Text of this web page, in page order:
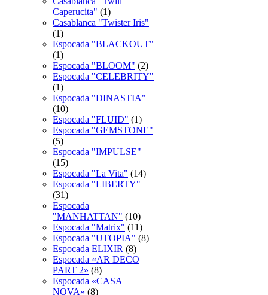
Caperucita" (1)
Casablanca "Twister Iris"
(1)
Espocada "BLACKOUT"
(1)
Espocada "BLOOM" (2)
Espocada "CELEBRITY"
(1)
Espocada "DINASTIA"
(10)
Espocada "FLUID" (1)
Espocada "GEMSTONE"
(5)
Espocada "IMPULSE"
(15)
Espocada "La Vita" (14)
Espocada "LIBERTY"
(31)
Espocada
"MANHATTAN" (10)
Espocada "Matrix" (11)
Espocada "UTOPIA" (8)
Espocada ELIXIR (8)
Espocada «AR DECO
PART 2» (8)
Espocada «CASA
NOVA» (8)